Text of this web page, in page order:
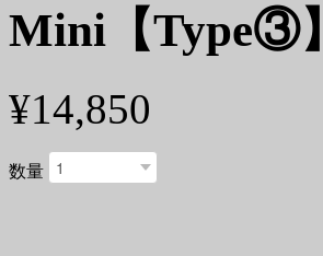
Mini【Type③】
¥14,850
数量